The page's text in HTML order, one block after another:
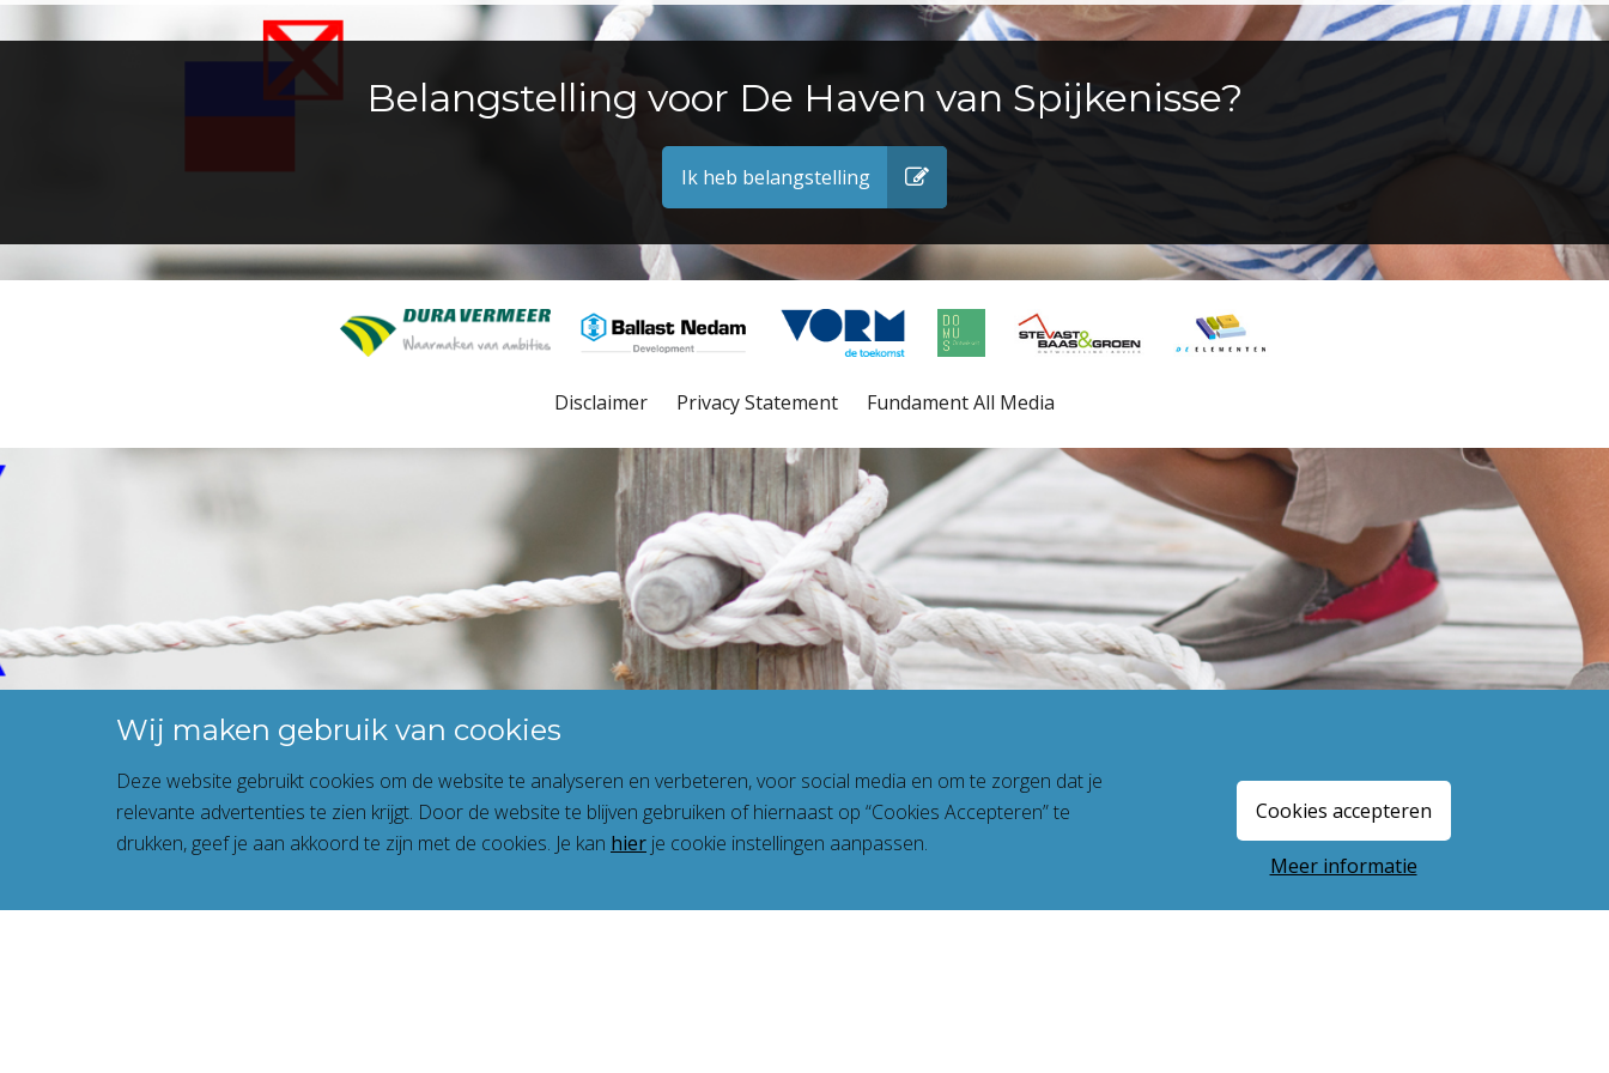
Belangstelling voor De Haven van Spijkenisse?
Ik heb belangstelling
Disclaimer Privacy Statement Fundament All Media
Wij maken gebruik van cookies
Deze website gebruikt cookies om de website te analyseren en verbeteren, voor social media en om te zorgen dat je
relevante advertenties te zien krijgt. Door de website te blijven gebruiken of hiernaast op “Cookies Accepteren” te
drukken, geef je aan akkoord te zijn met de cookies. Je kan hier je cookie instellingen aanpassen.
Cookies accepteren
Meer informatie